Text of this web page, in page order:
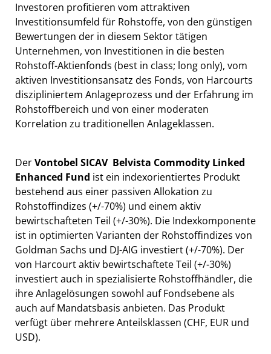
Investoren profitieren vom attraktiven
Investitionsumfeld für Rohstoffe, von den günstigen
Bewertungen der in diesem Sektor tätigen
Unternehmen, von Investitionen in die besten
Rohstoff-Aktienfonds (best in class; long only), vom
aktiven Investitionsansatz des Fonds, von Harcourts
diszipliniertem Anlageprozess und der Erfahrung im
Rohstoffbereich und von einer moderaten
Korrelation zu traditionellen Anlageklassen.
DerVontobel SICAV  Belvista Commodity Linked
Enhanced Fund ist ein indexorientiertes Produkt
bestehend aus einer passiven Allokation zu
Rohstoffindizes (+/-70%) und einem aktiv
bewirtschafteten Teil (+/-30%). Die Indexkomponente
ist in optimierten Varianten der Rohstoffindizes von
Goldman Sachs und DJ-AIG investiert (+/-70%). Der
von Harcourt aktiv bewirtschaftete Teil (+/-30%)
investiert auch in spezialisierte Rohstoffhändler, die
ihre Anlagelösungen sowohl auf Fondsebene als
auch auf Mandatsbasis anbieten. Das Produkt
verfügt über mehrere Anteilsklassen (CHF, EUR und
USD).